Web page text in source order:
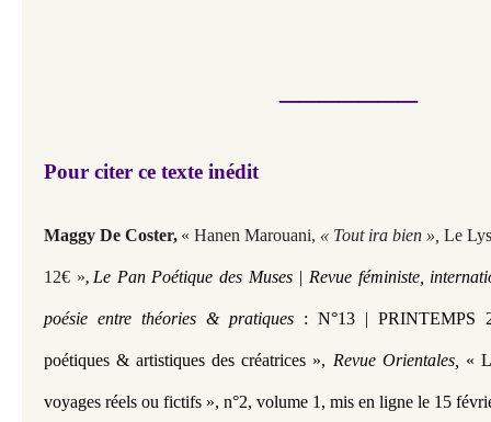
Pour citer ce texte inédit​​​​​​
Maggy De Coster, « Hanen Marouani, « Tout ira bien », Le
12€ », Le Pan Poétique des Muses | Revue féministe,
poésie entre théories & pratiques : N°13 | PRINTEMPS
poétiques & artistiques des créatrices », Revue Orientales, «
voyages réels ou fictifs », n°2, volume 1, mis en ligne le 15